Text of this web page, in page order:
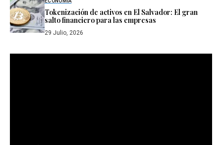
Tokenización de activos en El Salvador: El gran
salto financiero para las empresas
29 Julio, 2026